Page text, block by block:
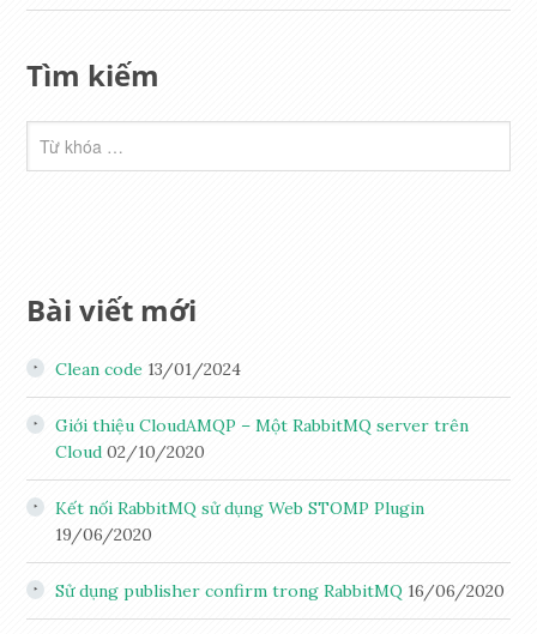
Tìm kiếm
Bài viết mới
Clean code 13/01/2024
Giới thiệu CloudAMQP – Một RabbitMQ server trên
Cloud 02/10/2020
Kết nối RabbitMQ sử dụng Web STOMP Plugin
19/06/2020
Sử dụng publisher confirm trong RabbitMQ 16/06/2020